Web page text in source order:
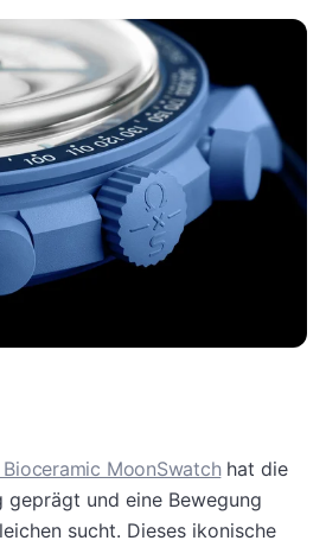
MoonSwatchhat die
geprägt und eine Bewegung
sucht. Dieses ikonische